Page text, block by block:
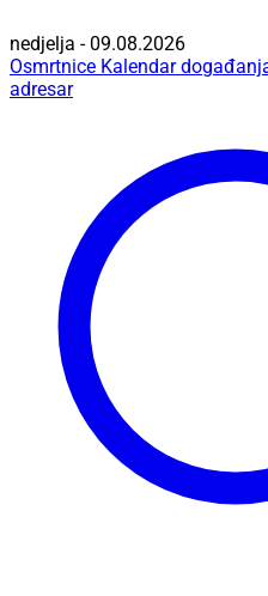
nedjelja - 09.08.2026
Osmrtnice Kalendar
adresar